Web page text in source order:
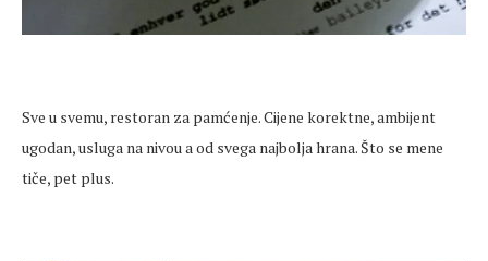
Sve u svemu, restoran za pamćenje. Cijene korektne, ambijent
ugodan, usluga na nivou a od svega najbolja hrana. Što se mene
tiče, pet plus.